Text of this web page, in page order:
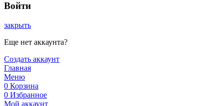
Войти
закрыть
Еще нет аккаунта?
Создать аккаунт
Главная
Меню
0 Корзина
0 Избранное
Мой аккаунт